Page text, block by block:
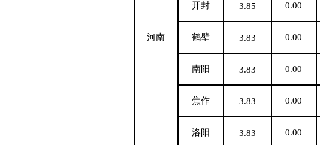
河南
开封 3.85 0.00
鹤壁 3.83 0.00
南阳 3.83 0.00
焦作 3.83 0.00
洛阳 3.83 0.00